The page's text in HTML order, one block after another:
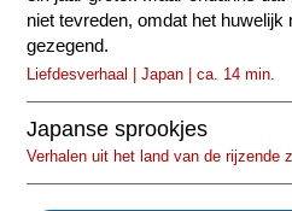
niet tevreden, omdat het huwelijk
gezegend.
Liefdesverhaal | Japan | ca. 14 min.
Japanse sprookjes
Verhalen uit het land van de rijzende